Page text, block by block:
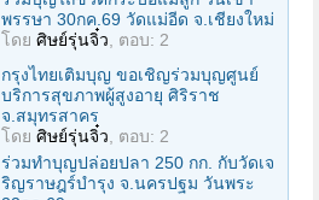
พรรษา 30กค.69 วัดแม่อีด จ.เชียงใหม่
โดย ศิษย์รุ่นจิ๋ว , ตอบ: 2
กรุงไทยเติมบุญ ขอเชิญร่วมบุญศูนย์
บริการสุขภาพผู้สูงอายุ ศิริราช
จ.สมุทรสาคร
โดย ศิษย์รุ่นจิ๋ว , ตอบ: 2
ร่วมทําบุญปล่อยปลา 250 กก. กับวัดเจ
ริญราษฎร์บํารุง จ.นครปฐม วันพระ